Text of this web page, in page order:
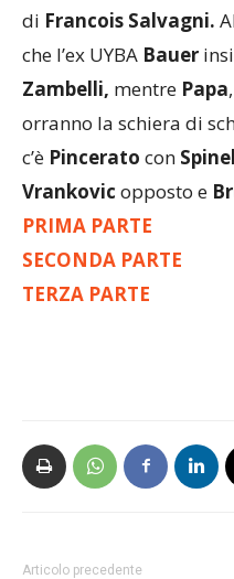
di Francois Salvagni.
che l’ex UYBA Bauer
Zambelli, mentre Papa,
orranno la schiera di
c’è Pincerato con
Vrankovic opposto e
PRIMA PARTE
SECONDA PARTE
TERZA PARTE
Articolo precedente